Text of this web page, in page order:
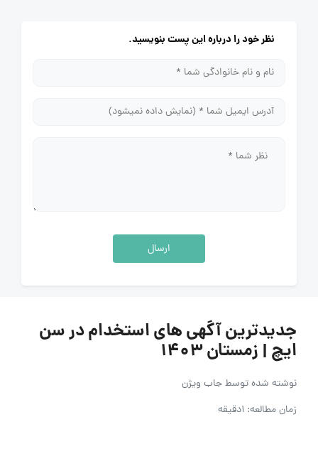
نظر خود را درباره این پست بنویسید.
ارسال
جدیدترین آگهی های استخدام در سن
ایچ | زمستان ۱۴۰۳
نوشته شده توسطجاب ویژن
زمان مطالعه: 1دقیقه